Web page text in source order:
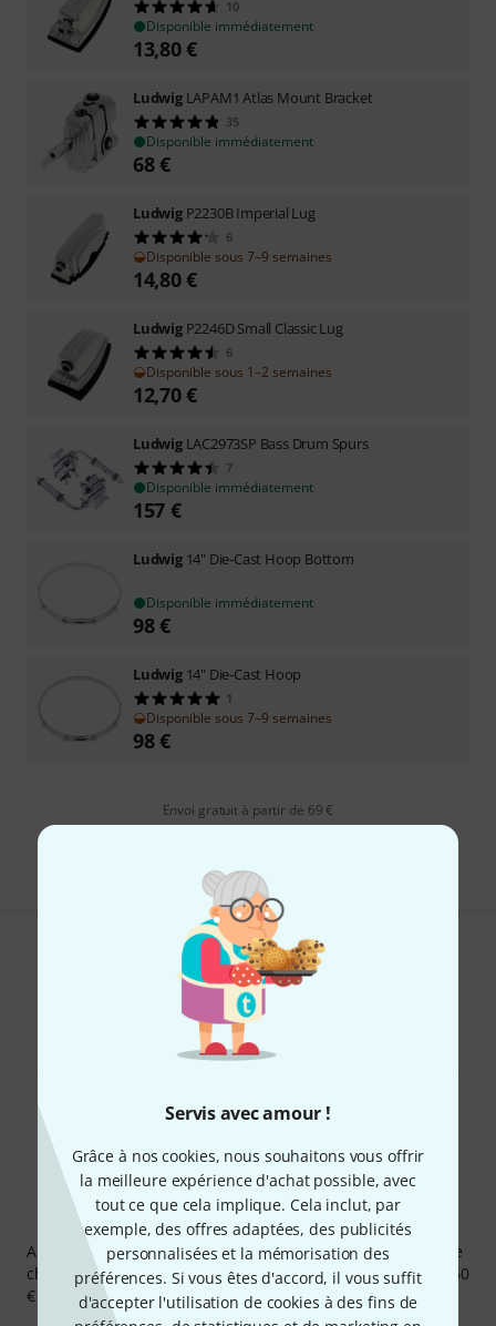
Servis avec amour !
Grâce à nos cookies, nous souhaitons vous offrir
la meilleure expérience d'achat possible, avec
tout ce que cela implique. Cela inclut, par
exemple, des offres adaptées, des publicités
personnalisées et la mémorisation des
préférences. Si vous êtes d'accord, il vous suffit
d'accepter l'utilisation de cookies à des fins de
10
Disponible immédiatement
13,80€
Ludwig LAPAM1 Atlas Mount Bracket
35
Disponible immédiatement
68€
Ludwig P2230B Imperial Lug
6
Disponible sous 7–9 semaines
14,80€
Ludwig P2246D Small Classic Lug
6
Disponible sous 1–2 semaines
12,70€
Ludwig LAC2973SP Bass Drum Spurs
7
Disponible immédiatement
157 €
Ludwig 14" Die-Cast Hoop Bottom
Disponible immédiatement
98€
Ludwig 14" Die-Cast Hoop
1
Disponible sous 7–9 semaines
98€
Envoi gratuit à partir de 69 €
Aimez-vous ce que vous voyez ?
Partager Aide et commentaires
Newsletters Thomann
Abonnez-vous à la newsletter Thomann et, avec un peu de
chance, gagnez l'un des 50 bons d'achat d'une valeur de 50
€ chacun!